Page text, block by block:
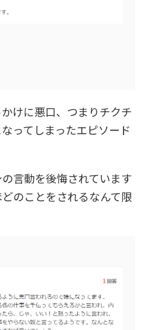
けに悪口、つまりチクチ
ってしまったエピソード
言動を後悔されています
のことをされるなんて限